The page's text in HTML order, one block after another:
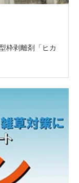
枠剥離剤「ヒカ